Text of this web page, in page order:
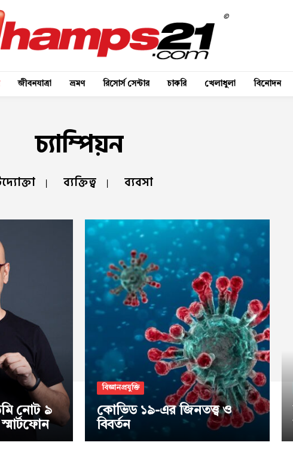
©
জীবনযাত্রা ভ্রমণ রিসোর্স সেন্টার চাকরি খেলাধুলা বিনোদন
চ্যাম্পিয়ন
ব্যক্তিত্ব ব্যবসা
নোট ৯
বিজ্ঞানপ্রযুক্তি
কোভিড ১৯-এর জিনতত্ত্ব ও
বিবর্তন